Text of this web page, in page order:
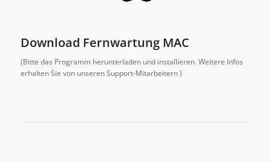
Download Fernwartung MAC
(Bitte das Programm herunterladen und installieren. Weitere Infos
erhalten Sie von unseren Support-Mitarbeitern )